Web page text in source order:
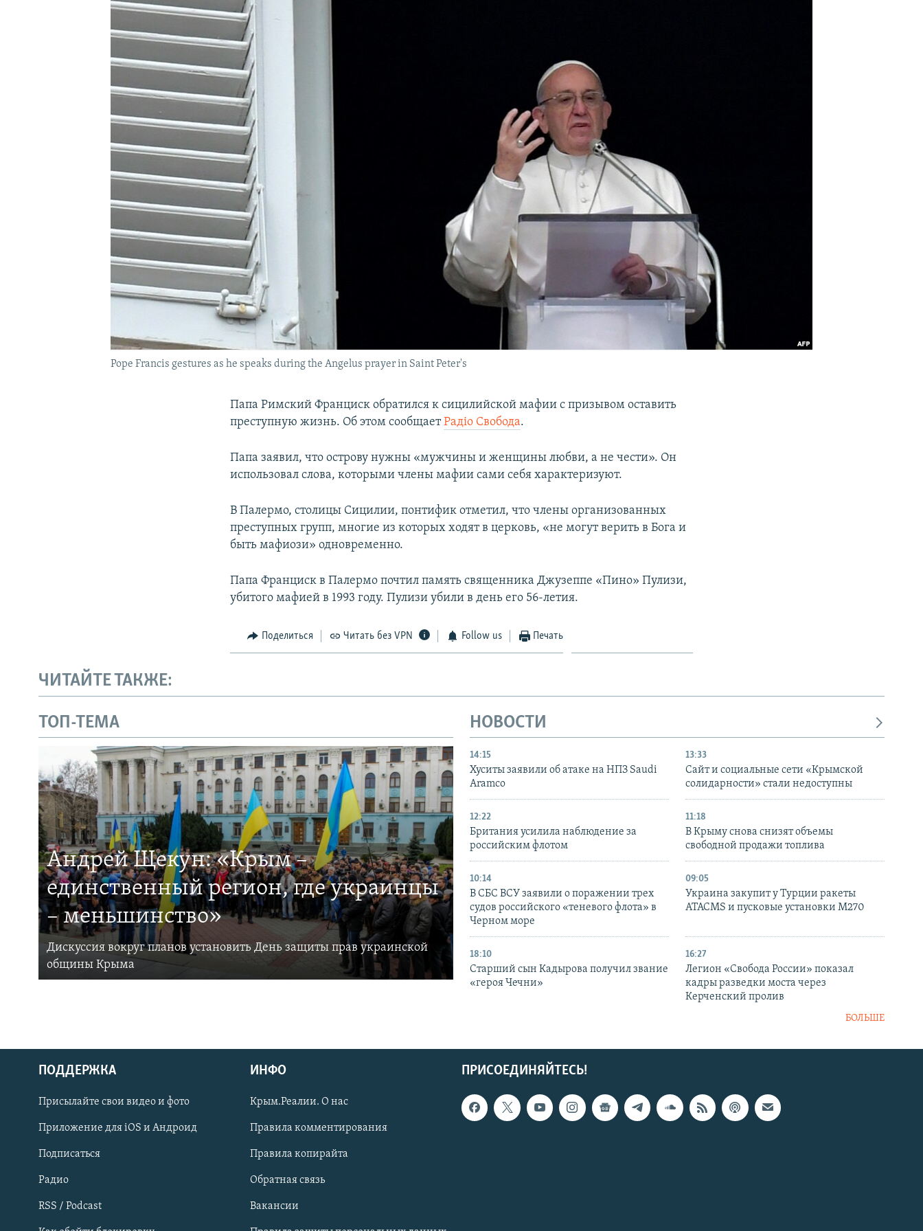
КРЫМ.НЕПОКОРЕННЫЙ
Українською
Qırımtatar
ПРИСОЕДИНЯЙТЕСЬ!
Pope Francis gestures as he speaks during the Angelus prayer in Saint Peter's
Папа Римский Франциск обратился к сицилийской мафии с призывом оставить
преступную жизнь. Об этом сообщаетРадіо Свобода.
Папа заявил, что острову нужны «мужчины и женщины любви, а не чести». Он
использовал слова, которыми члены мафии сами себя характеризуют.
В Палермо, столицы Сицилии, понтифик отметил, что члены организованных
преступных групп, многие из которых ходят в церковь, «не могут верить в Бога и
быть мафиози» одновременно.
Папа Франциск в Палермо почтил память священника Джузеппе «Пино» Пулизи,
убитого мафией в 1993 году. Пулизи убили в день его 56-летия.
Поделиться Читать без VPN Follow us Печать
ЧИТАЙТЕ ТАКЖЕ:
ТОП-ТЕМА
Андрей Щекун: «Крым –
единственный регион, где украинцы
– меньшинство»
Дискуссия вокруг планов установить День защиты прав украинской
общины Крыма
НОВОСТИ
14:15
Хуситы заявили об атаке на НПЗ Saudi
Aramco
13:33
Сайт и социальные сети «Крымской
солидарности» стали недоступны
12:22
Британия усилила наблюдение за
российским флотом
11:18
В Крыму снова снизят объемы
свободной продажи топлива
10:14
В СБС ВСУ заявили о поражении трех
судов российского «теневого флота» в
Черном море
09:05
Украина закупит у Турции ракеты
ATACMS и пусковые установки M270
18:10
Старший сын Кадырова получил звание
«героя Чечни»
16:27
Легион «Свобода России» показал
кадры разведки моста через
Керченский пролив
БОЛЬШЕ
ПРИСОЕДИНЯЙТЕСЬ!
ПОДДЕРЖКА
Присылайте свои видео и фото
Приложение для iOS и Андроид
Подписаться
Радио
RSS / Podcast
ИНФО
Крым.Реалии. О нас
Правила комментирования
Правила копирайта
Обратная связь
Вакансии